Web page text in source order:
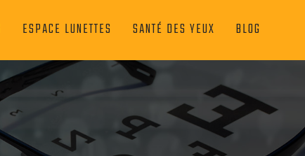
ESPACE LUNETTES SANTÉ DES YEUX BLOG